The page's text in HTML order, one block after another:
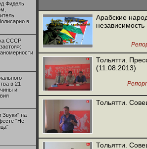
Фидель
в
СССР
в 21
и
Звуки" на
"Не
Арабские
независимость
Тольятти.
(11.08.2013)
Тольятти.
Тольятти.